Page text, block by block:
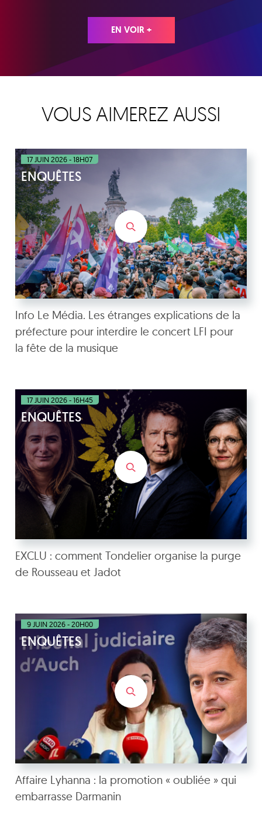
EN VOIR +
VOUS AIMEREZ AUSSI
17 JUIN 2026 - 18H07
ENQUÊTES
Info Le Média. Les étranges explications de la
préfecture pour interdire le concert LFI pour
la fête de la musique
17 JUIN 2026 - 16H45
ENQUÊTES
EXCLU : comment Tondelier organise la purge
de Rousseau et Jadot
9 JUIN 2026 - 20H00
ENQUÊTES
Affaire Lyhanna : la promotion « oubliée » qui
embarrasse Darmanin